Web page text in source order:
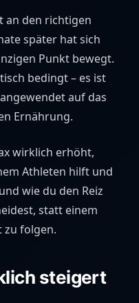
an den richtigen
später hat sich
Punkt bewegt.
bedingt – es ist
auf das
Ernährung.
wirklich erhöht,
Athleten hilft und
wie du den Reiz
statt einem
zu folgen.
steigert